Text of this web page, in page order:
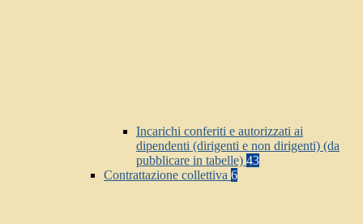
Incarichi conferiti e autorizzati ai
dipendenti (dirigenti e non dirigenti) (da
pubblicare in tabelle) 43
Contrattazione collettiva 6